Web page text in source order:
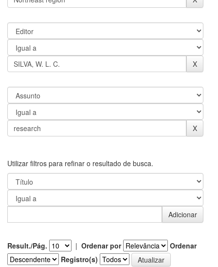
Utilizar filtros para refinar o resultado de busca.
Result./Pág. | Ordenar por
Ordenar
Registro(s)